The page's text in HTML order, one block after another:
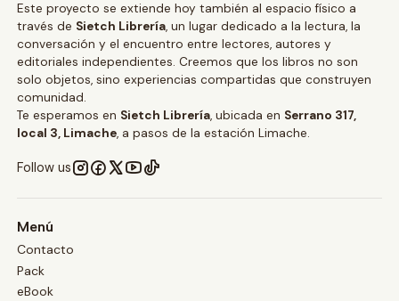
Este proyecto se extiende hoy también al espacio físico a
través de Sietch Librería, un lugar dedicado a la lectura, la
conversación y el encuentro entre lectores, autores y
editoriales independientes. Creemos que los libros no son
solo objetos, sino experiencias compartidas que construyen
comunidad.
Te esperamos en Sietch Librería, ubicada en Serrano 317,
local 3, Limache, a pasos de la estación Limache.
Follow us
Menú
Contacto
Pack
eBook